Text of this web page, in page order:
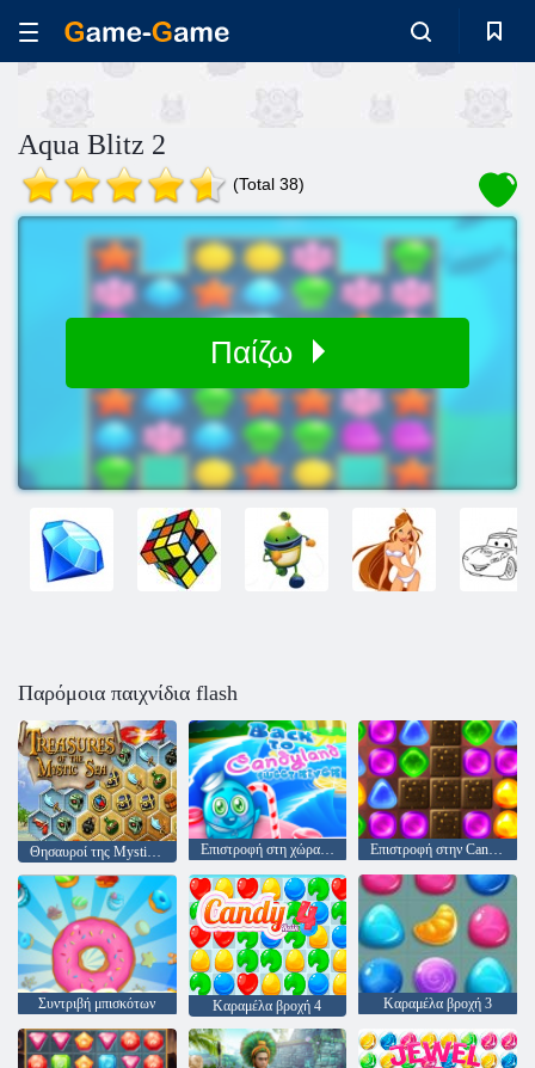
Aqua Blitz 2
(Total 38)
Παίζω
Παρόμοια παιχνίδια flash
Θησαυροί της Mystic Sea Επιστροφή στη χώρα καραμέλα: Επεισόδιο 3 - Sweet River Επιστροφή στην Candyland: Επεισόδιο 2
Συντριβή μπισκότων Καραμέλα βροχή 4 Καραμέλα βροχή 3